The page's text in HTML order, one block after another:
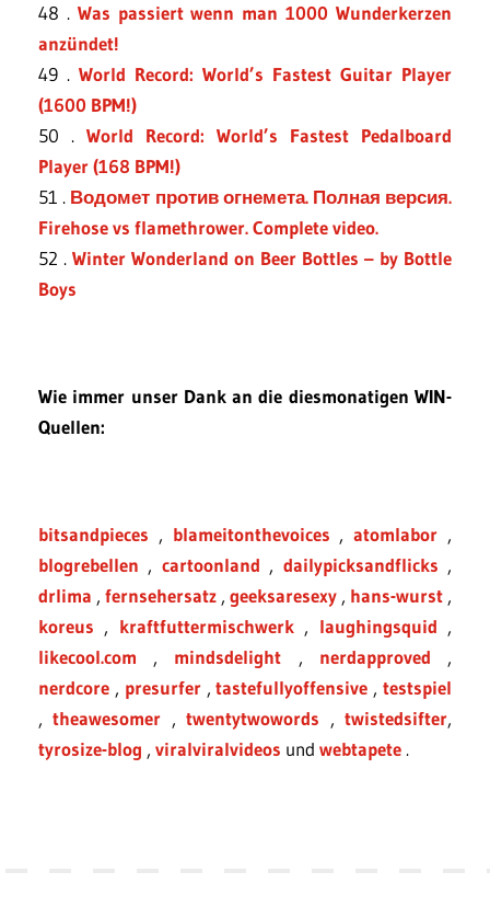
48 . Was passiert wenn man 1000 Wunderkerzen
anzündet!
49 . World Record: World’s Fastest Guitar Player
(1600 BPM!)
50 . World Record: World’s Fastest Pedalboard
Player (168 BPM!)
51 . Водомет против огнемета. Полная версия.
Firehose vs flamethrower. Complete video.
52 . Winter Wonderland on Beer Bottles – by Bottle
Boys
Wie immer unser Dank an die diesmonatigen WIN-
Quellen:
bitsandpieces , blameitonthevoices ,atomlabor ,
blogrebellen , cartoonland , dailypicksandflicks ,
drlima , fernsehersatz , geeksaresexy , hans-wurst ,
koreus , kraftfuttermischwerk , laughingsquid ,
likecool.com , mindsdelight , nerdapproved ,
nerdcore , presurfer ,tastefullyoffensive ,testspiel
,theawesomer ,twentytwowords ,twistedsifter,
tyrosize-blog , viralviralvideos und webtapete .